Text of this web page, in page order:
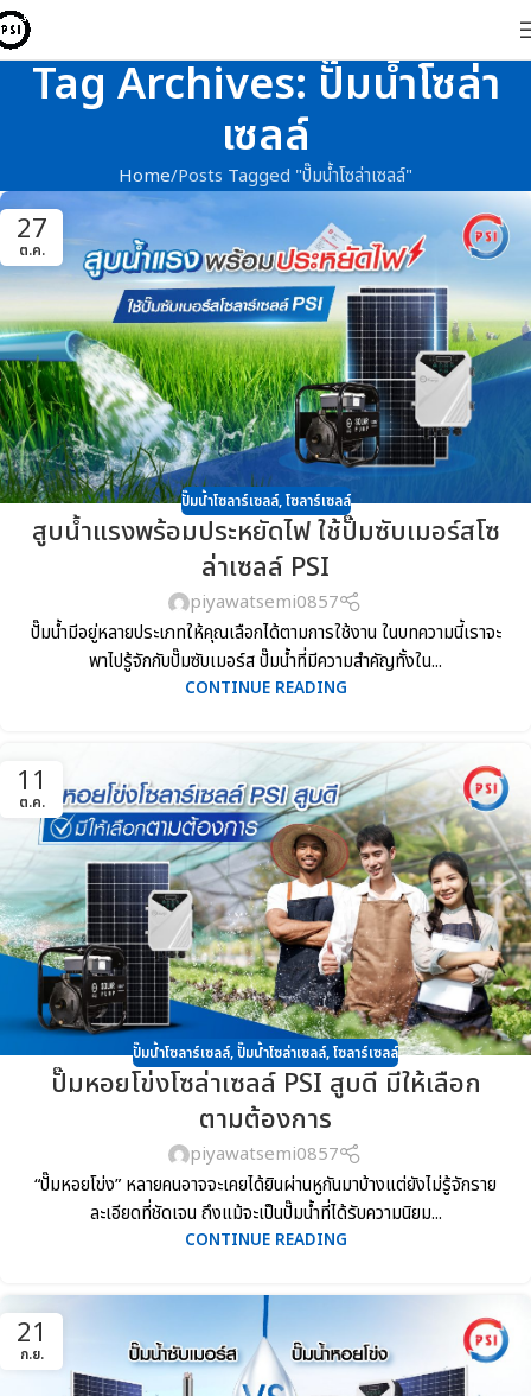
Tag Archives: ปั๊มน้ำโซล่า
เซลล์
Home Posts Tagged "ปั๊มน้ำโซล่าเซลล์"
27
ต.ค.
ปั๊มน้ำโซลาร์เซลล์,โซลาร์เซลล์
สูบน้ำแรงพร้อมประหยัดไฟ ใช้ปั๊มซับเมอร์สโซ
ล่าเซลล์ PSI
piyawatsemi0857
ปั๊มน้ำมีอยู่หลายประเภทให้คุณเลือกได้ตามการใช้งาน ในบทความนี้เราจะ
พาไปรู้จักกับปั๊มซับเมอร์ส ปั๊มน้ำที่มีความสำคัญทั้งใน...
CONTINUE READING
11
ต.ค.
ปั๊มน้ำโซลาร์เซลล์,ปั๊มน้ำโซล่าเซลล์,โซลาร์เซลล์
ปั๊มหอยโข่งโซล่าเซลล์ PSI สูบดี มีให้เลือก
ตามต้องการ
piyawatsemi0857
“ปั๊มหอยโข่ง” หลายคนอาจจะเคยได้ยินผ่านหูกันมาบ้างแต่ยังไม่รู้จักราย
ละเอียดที่ชัดเจน ถึงแม้จะเป็นปั๊มน้ำที่ได้รับความนิยม...
CONTINUE READING
21
ก.ย.